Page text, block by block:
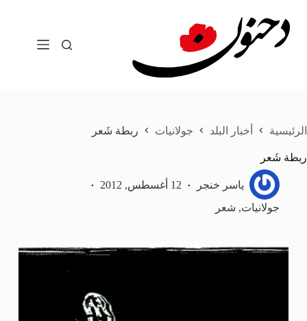
المحتوى
الرئيسية أخبار البلد جولانيات ربطة شَعر
ربطة شَعر
ياسر خنجر
12 أغسطس, 2012
جولانيات, شعر